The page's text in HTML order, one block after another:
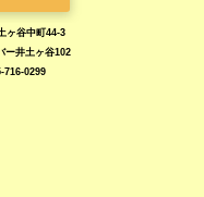
ヶ谷中町44-3
ー井土ヶ谷102
716-0299